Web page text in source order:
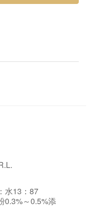
水13：87
0.3%～0.5%添